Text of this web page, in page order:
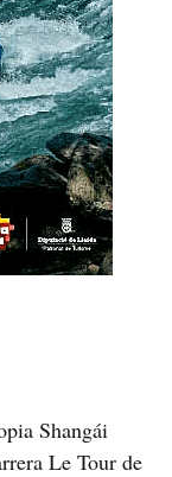
Shangái
Le Tour de